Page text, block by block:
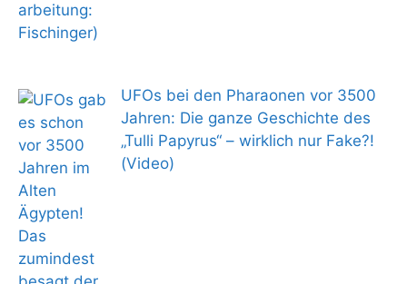
UFOs bei den Pharaonen vor 3500
Jahren: Die ganze Geschichte des
„Tulli Papyrus“ – wirklich nur Fake?!
(Video)